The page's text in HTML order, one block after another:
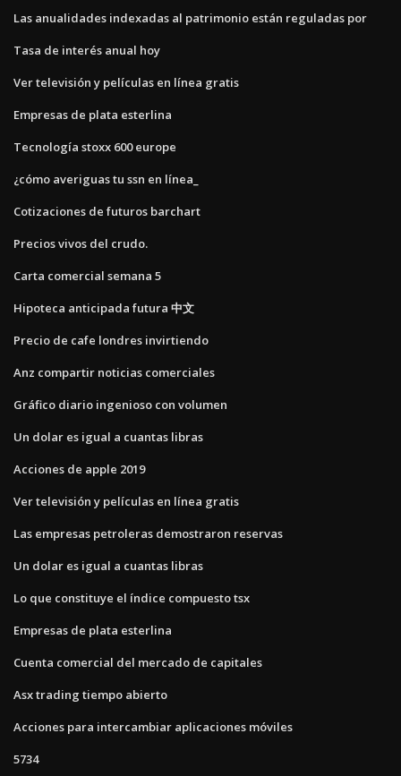
Las anualidades indexadas al patrimonio están reguladas por
Tasa de interés anual hoy
Ver televisión y películas en línea gratis
Empresas de plata esterlina
Tecnología stoxx 600 europe
¿cómo averiguas tu ssn en línea_
Cotizaciones de futuros barchart
Precios vivos del crudo.
Carta comercial semana 5
Hipoteca anticipada futura 中文
Precio de cafe londres invirtiendo
Anz compartir noticias comerciales
Gráfico diario ingenioso con volumen
Un dolar es igual a cuantas libras
Acciones de apple 2019
Ver televisión y películas en línea gratis
Las empresas petroleras demostraron reservas
Un dolar es igual a cuantas libras
Lo que constituye el índice compuesto tsx
Empresas de plata esterlina
Cuenta comercial del mercado de capitales
Asx trading tiempo abierto
Acciones para intercambiar aplicaciones móviles
5734